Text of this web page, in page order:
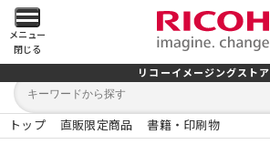
メ
イ
ン
メ
メニュー
閉じる
リコーイメージングストア
キ
ワ
ー
トップ 直販限定商品 書籍・印刷物